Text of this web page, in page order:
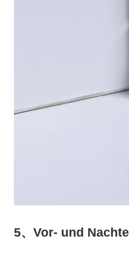
5、 Vor- und